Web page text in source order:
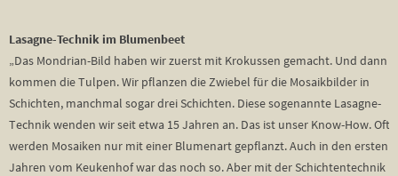
Lasagne-Technik im Blumenbeet
„Das Mondrian-Bild haben wir zuerst mit Krokussen gemacht. Und dann
kommen die Tulpen. Wir pflanzen die Zwiebel für die Mosaikbilder in
Schichten, manchmal sogar drei Schichten. Diese sogenannte Lasagne-
Technik wenden wir seit etwa 15 Jahren an. Das ist unser Know-How. Oft
werden Mosaiken nur mit einer Blumenart gepflanzt. Auch in den ersten
Jahren vom Keukenhof war das noch so. Aber mit der Schichtentechnik